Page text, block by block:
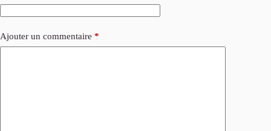
Ajouter un commentaire *